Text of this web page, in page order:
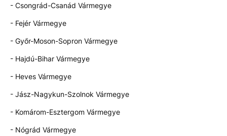
- Csongrád-Csanád Vármegye
- Fejér Vármegye
- Győr-Moson-Sopron Vármegye
- Hajdú-Bihar Vármegye
- Heves Vármegye
- Jász-Nagykun-Szolnok Vármegye
- Komárom-Esztergom Vármegye
- Nógrád Vármegye